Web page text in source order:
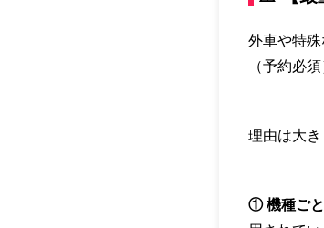
外車や特
（予約必
理由は大き
① 機種ご